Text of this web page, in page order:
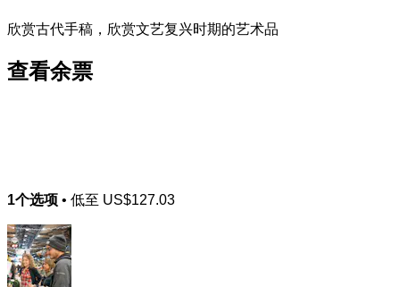
欣赏古代手稿，欣赏文艺复兴时期的艺术品
查看余票
1个选项 • 低至 US$127.03